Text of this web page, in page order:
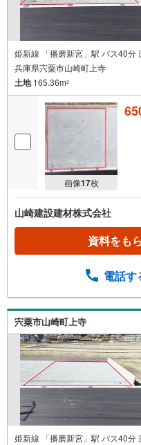
姫新線 「播磨新宮」駅 バス40分
兵庫県宍粟市山崎町上寺
土地165.36m2
画像17枚
山崎建設建材株式会社
資料をも
電話す
宍粟市山崎町上寺
姫新線 「播磨新宮」駅 バス40分